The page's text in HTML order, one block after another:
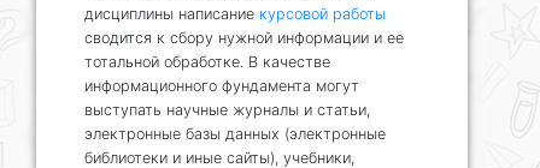
дисциплины написание курсовой работы
сводится к сбору нужной информации и ее
тотальной обработке. В качестве
информационного фундамента могут
выступать научные журналы и статьи,
электронные базы данных (электронные
библиотеки и иные сайты), учебники,